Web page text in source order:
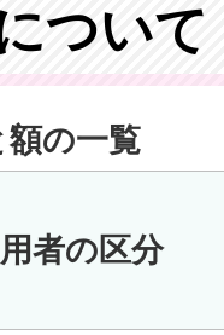
ついて
の一覧
者の区分